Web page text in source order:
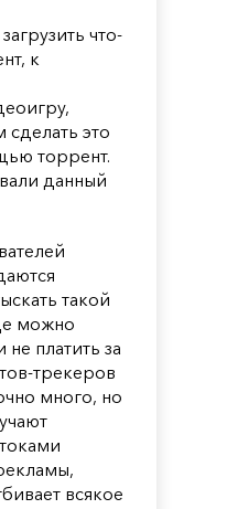
что-
к
это
торрент.
данный
такой
можно
не платить за
трекеров
много, но
всякое